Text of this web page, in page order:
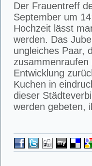
Der Frauentreff
September um
Hochzeit lässt
werden. Das
ungleiches Paar,
Entwicklung
Kuchen in
dieser
werden gebeten,